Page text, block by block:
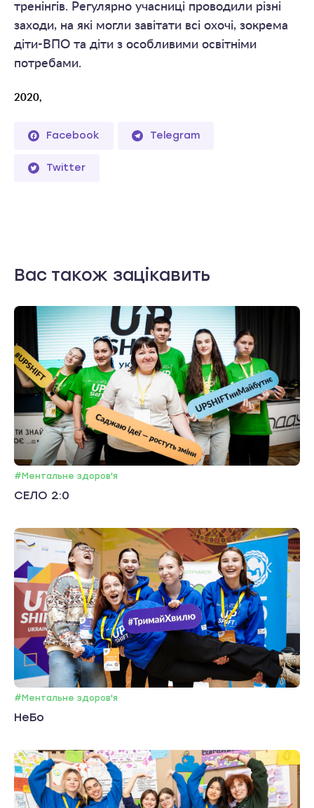
тренінгів. Регулярно учасниці проводили різні
заходи, на які могли завітати всі охочі, зокрема
діти-ВПО та діти з особливими освітніми
потребами.
2020,
Facebook Telegram
Twitter
Вас також зацікавить
#Ментальне здоров'я
СЕЛО 2:0
#Ментальне здоров'я
НеБо